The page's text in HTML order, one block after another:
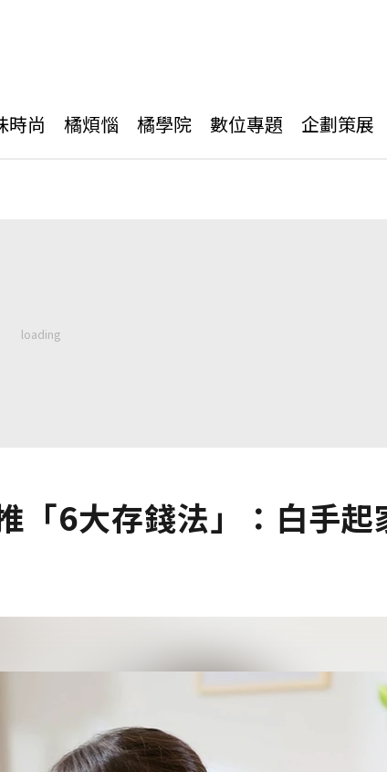
時尚 橘煩惱 橘學院 數位專題 企劃策展
「6大存錢法」：白手起